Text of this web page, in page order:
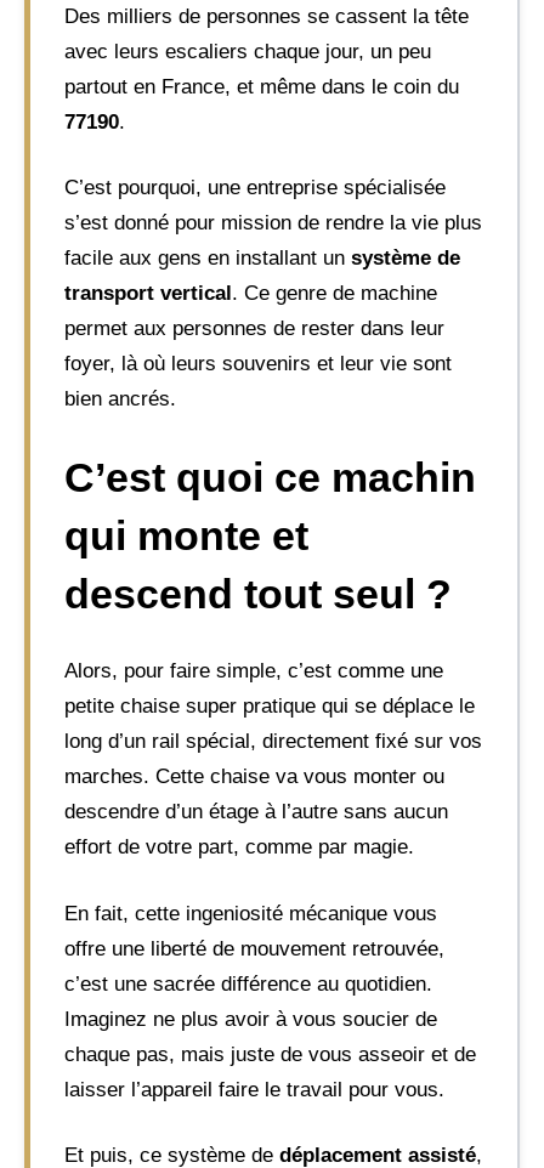
Des milliers de personnes se cassent la tête
avec leurs escaliers chaque jour, un peu
partout en France, et même dans le coin du
77190.
C’est pourquoi, une entreprise spécialisée
s’est donné pour mission de rendre la vie plus
facile aux gens en installant un système de
transport vertical. Ce genre de machine
permet aux personnes de rester dans leur
foyer, là où leurs souvenirs et leur vie sont
bien ancrés.
C’est quoi ce machin
qui monte et
descend tout seul ?
Alors, pour faire simple, c’est comme une
petite chaise super pratique qui se déplace le
long d’un rail spécial, directement fixé sur vos
marches. Cette chaise va vous monter ou
descendre d’un étage à l’autre sans aucun
effort de votre part, comme par magie.
En fait, cette ingeniosité mécanique vous
offre une liberté de mouvement retrouvée,
c’est une sacrée différence au quotidien.
Imaginez ne plus avoir à vous soucier de
chaque pas, mais juste de vous asseoir et de
laisser l’appareil faire le travail pour vous.
Et puis, ce système de déplacement assisté,